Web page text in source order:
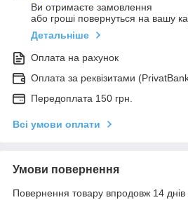
Ви отримаєте замовлення
або гроші повернуться на вашу
Детальніше
Оплата на рахунок
Оплата за реквізитами
Передоплата 150 грн.
Всі умови оплати
Умови повернення
Повернення товару впродовж 14 днів